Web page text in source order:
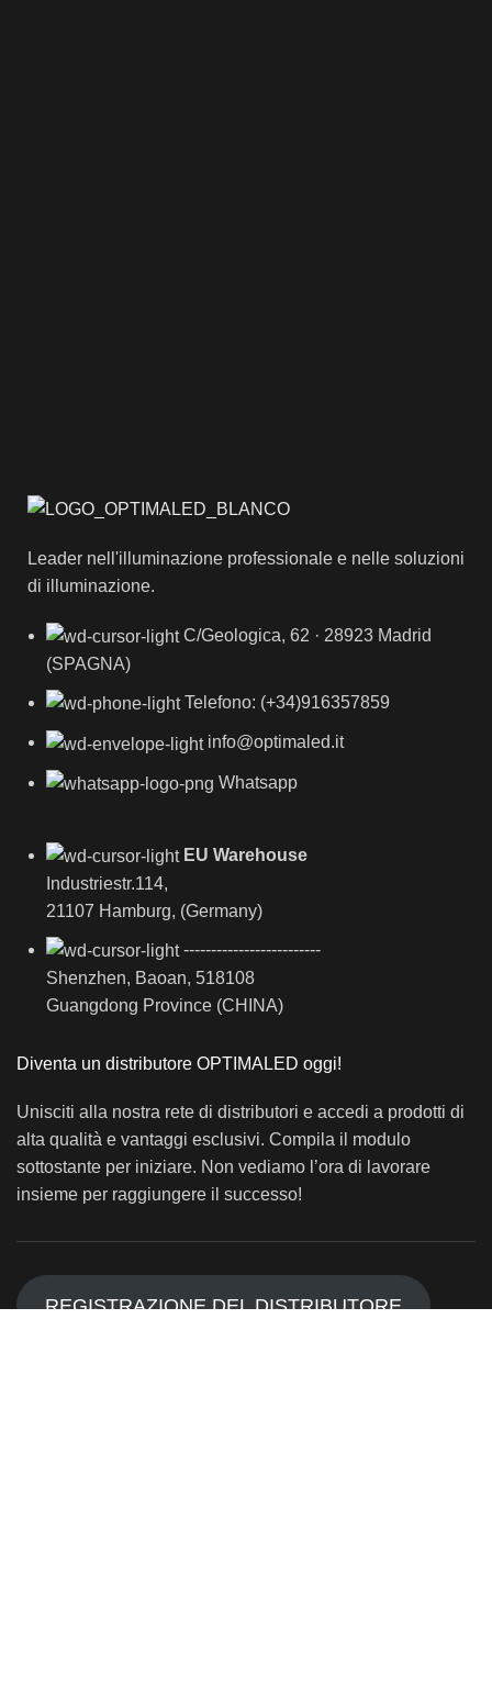
Leader nell'illuminazione professionale e nelle soluzioni
di illuminazione.
C/Geologica, 62 · 28923 Madrid
(SPAGNA)
Telefono: (+34)916357859
info@optimaled.it
Whatsapp
EU Warehouse
Industriestr.114,
21107 Hamburg, (Germany)
-------------------------
Shenzhen, Baoan, 518108
Guangdong Province (CHINA)
Diventa un distributore OPTIMALED oggi!
Unisciti alla nostra rete di distributori e accedi a prodotti di
alta qualità e vantaggi esclusivi. Compila il modulo
sottostante per iniziare. Non vediamo l’ora di lavorare
insieme per raggiungere il successo!
REGISTRAZIONE DEL DISTRIBUTORE